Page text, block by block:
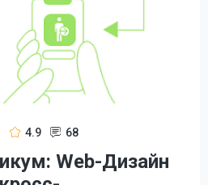
4.9 68
Web-Дизайн